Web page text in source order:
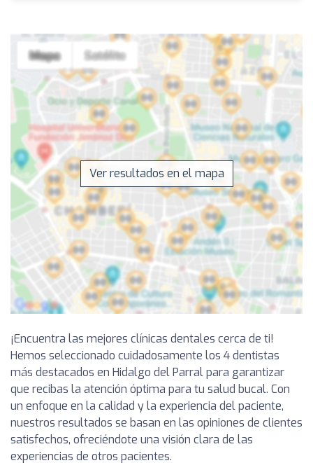
Ver resultados en el mapa
¡Encuentra las mejores clínicas dentales cerca de ti!
Hemos seleccionado cuidadosamente los 4 dentistas
más destacados en Hidalgo del Parral para garantizar
que recibas la atención óptima para tu salud bucal. Con
un enfoque en la calidad y la experiencia del paciente,
nuestros resultados se basan en las opiniones de clientes
satisfechos, ofreciéndote una visión clara de las
experiencias de otros pacientes.